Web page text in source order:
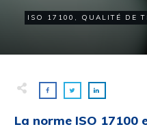
ISO 17100 , QUALITÉ DE
La norme ISO 17100